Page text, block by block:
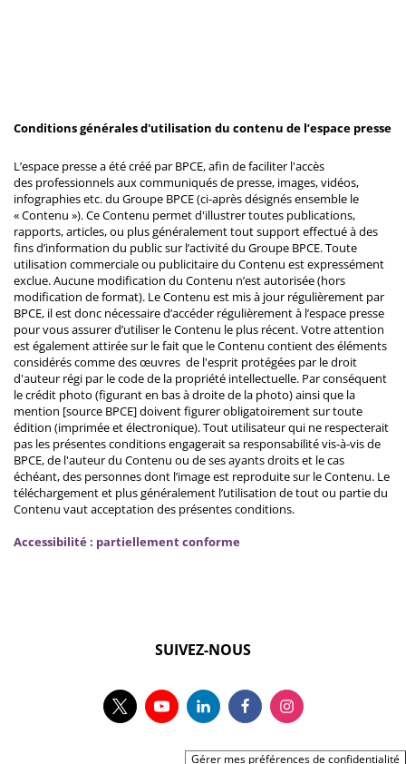
Conditions générales d'utilisation du contenu de l’espace presse
L’espace presse a été créé par BPCE, afin de faciliter l'accès
des professionnels aux communiqués de presse, images, vidéos,
infographies etc. du Groupe BPCE (ci-après désignés ensemble le
« Contenu »). Ce Contenu permet d'illustrer toutes publications,
rapports, articles, ou plus généralement tout support effectué à des
fins d’information du public sur l’activité du Groupe BPCE. Toute
utilisation commerciale ou publicitaire du Contenu est expressément
exclue. Aucune modification du Contenu n’est autorisée (hors
modification de format). Le Contenu est mis à jour régulièrement par
BPCE, il est donc nécessaire d’accéder régulièrement à l’espace presse
pour vous assurer d’utiliser le Contenu le plus récent. Votre attention
est également attirée sur le fait que le Contenu contient des éléments
considérés comme des œuvres de l'esprit protégées par le droit
d'auteur régi par le code de la propriété intellectuelle. Par conséquent
le crédit photo (figurant en bas à droite de la photo) ainsi que la
mention [source BPCE] doivent figurer obligatoirement sur toute
édition (imprimée et électronique). Tout utilisateur qui ne respecterait
pas les présentes conditions engagerait sa responsabilité vis-à-vis de
BPCE, de l'auteur du Contenu ou de ses ayants droits et le cas
échéant, des personnes dont l’image est reproduite sur le Contenu. Le
téléchargement et plus généralement l’utilisation de tout ou partie du
Contenu vaut acceptation des présentes conditions.
Accessibilité : partiellement conforme
SUIVEZ-NOUS
Gérer mes préférences de confidentialité